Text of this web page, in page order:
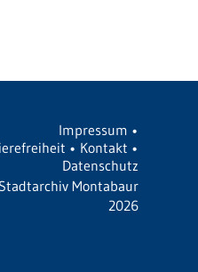
Impressum •
• Kontakt •
Datenschutz
Stadtarchiv Montabaur
2026